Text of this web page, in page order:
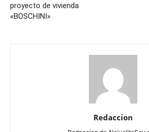
proyecto de vivienda
«BOSCHINI»
Redaccion